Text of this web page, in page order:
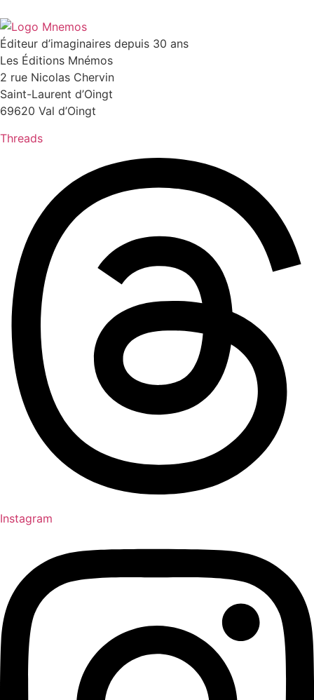
Éditeur d’imaginaires depuis 30 ans
Les Éditions Mnémos
2 rue Nicolas Chervin
Saint-Laurent d’Oingt
69620 Val d’Oingt
Threads
Instagram